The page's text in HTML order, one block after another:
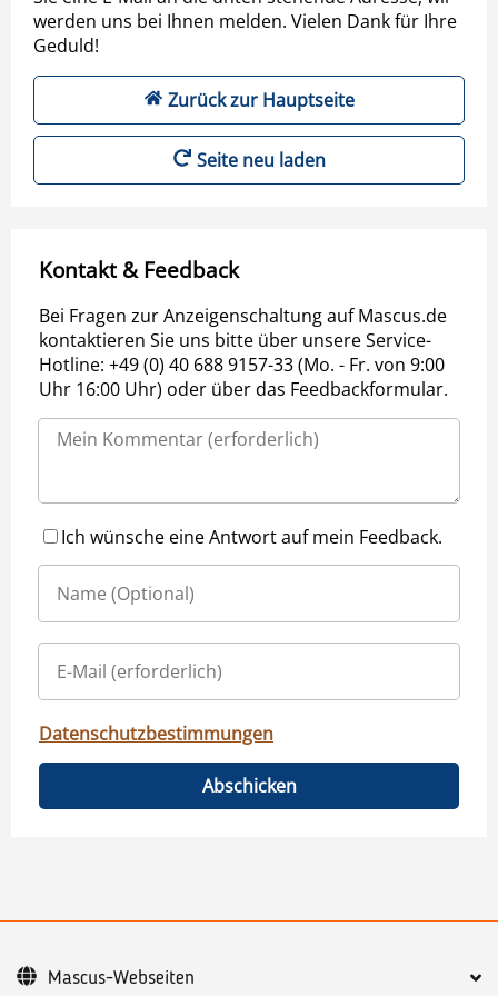
werden uns bei Ihnen melden. Vielen Dank für Ihre
Geduld!
Zurück zur Hauptseite
Seite neu laden
Kontakt & Feedback
Bei Fragen zur Anzeigenschaltung auf Mascus.de
kontaktieren Sie uns bitte über unsere Service-
Hotline: +49 (0) 40 688 9157-33 (Mo. - Fr. von 9:00
Uhr 16:00 Uhr) oder über das Feedbackformular.
Ich wünsche eine Antwort auf mein Feedback.
Datenschutzbestimmungen
Abschicken
Mascus-Webseiten